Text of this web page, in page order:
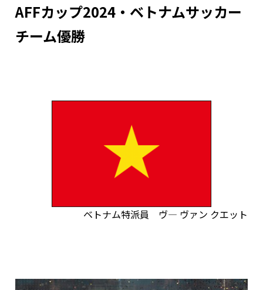
AFFカップ2024・ベトナムサッカー
チーム優勝
ベトナム特派員 ヴ― ヴァン クエット